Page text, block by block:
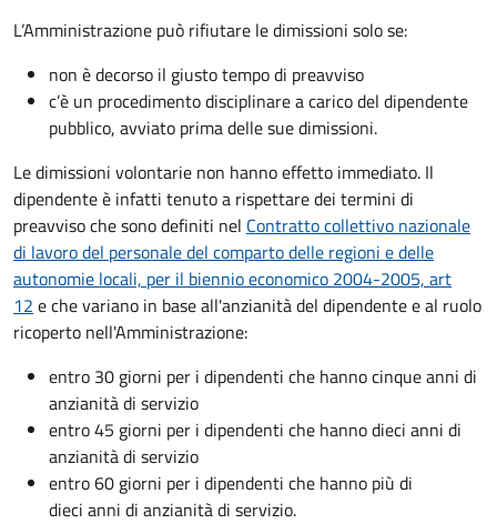
L’Amministrazione può rifiutare le dimissioni solo se:
non è decorso il giusto tempo di preavviso
c’è un procedimento disciplinare a carico del dipendente
pubblico, avviato prima delle sue dimissioni.
Le dimissioni volontarie non hanno effetto immediato. Il
dipendente è infatti tenuto a rispettare dei termini di
preavviso che sono definiti nel Contratto collettivo nazionale
di lavoro del personale del comparto delle regioni e delle
autonomie locali, per il biennio economico 2004-2005, art
12 e che variano in base all'anzianità del dipendente e al ruolo
ricoperto nell'Amministrazione:
entro 30 giorni per i dipendenti che hanno cinque anni di
anzianità di servizio
entro 45 giorni per i dipendenti che hanno dieci anni di
anzianità di servizio
entro 60 giorni per i dipendenti che hanno più di
dieci anni di anzianità di servizio.